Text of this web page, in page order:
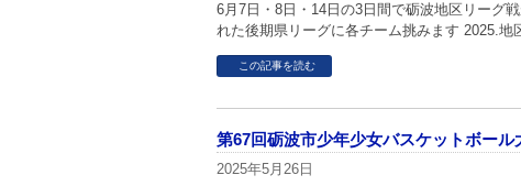
6月7日・8日・14日の3日間で砺波地区リーグ
れた後期県リーグに各チーム挑みます 2025.
この記事を読む
第67回砺波市少年少女バスケットボー
2025年5月26日